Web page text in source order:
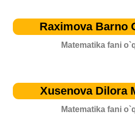
Raximova Barno
Matematika fani
Xusenova Dilora
Matematika fani